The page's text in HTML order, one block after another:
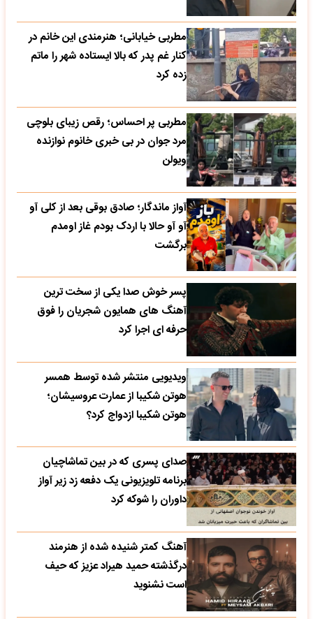
مطربی خیابانی؛ هنرمندی این خانم در
کنار غم پدر که بالا ایستاده شهر را ماتم
زده کرد
مطربی پر احساس؛ رقص زیبای بلوچی
مرد جوان در بی خبری خانوم نوازنده
ویولن
آواز ماندگار؛ صادق بوقی بعد از کلی آو
آو آو حالا با اردک بودم غاز اومدم
برگشت
پسر خوش صدا یکی از سخت ترین
آهنگ های همایون شجریان را فوق
حرفه ای اجرا کرد
ویدیویی منتشر شده توسط همسر
هوتن شکیبا از عمارت عروسیشان؛
هوتن شکیبا ازدواج کرد؟
صدای پسری که در بین تماشاچیان
برنامه تلویزیونی یک دفعه زد زیر آواز
داوران را شوکه کرد
آهنگ کمتر شنیده شده از هنرمند
درگذشته حمید هیراد عزیز که حیف
است نشنوید